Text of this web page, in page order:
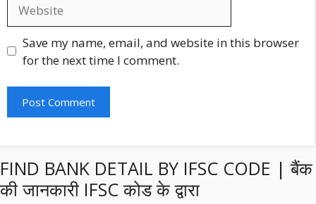
Save my name, email, and website in this browser
for the next time I comment.
FIND BANK DETAIL BY IFSC CODE | बैंक
की जानकारी IFSC कोड के द्वारा